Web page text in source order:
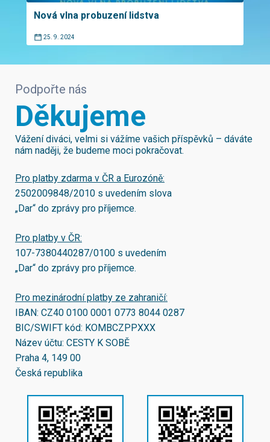
Nová vlna probuzení lidstva
25. 9. 2024
Podpořte nás
Děkujeme
Vážení diváci, velmi si vážíme vašich příspěvků – dáváte
nám naději, že budeme moci pokračovat.
Pro platby zdarma v ČR a Eurozóně:
2502009848/2010 s uvedením slova
„Dar“ do zprávy pro příjemce.
Pro platby v ČR:
107-7380440287/0100 s uvedením
„Dar“ do zprávy pro příjemce.
Pro mezinárodní platby ze zahraničí:
IBAN: CZ40 0100 0001 0773 8044 0287
BIC/SWIFT kód: KOMBCZPPXXX
Název účtu: CESTY K SOBĚ
Praha 4, 149 00
Česká republika